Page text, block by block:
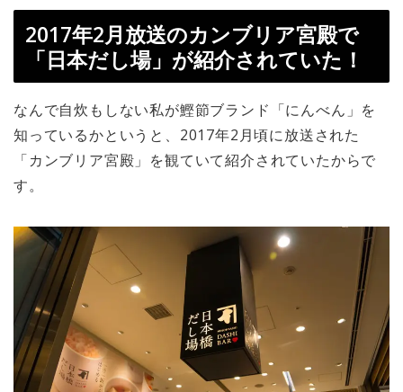
2017年2月放送のカンブリア宮殿で
「日本だし場」が紹介されていた！
なんで自炊もしない私が鰹節ブランド「にんべん」を
知っているかというと、2017年2月頃に放送された
「カンブリア宮殿」を観ていて紹介されていたからで
す。